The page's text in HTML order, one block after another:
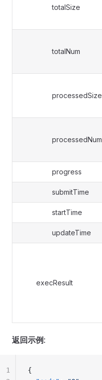
totalSize
totalNum
processedSize
processedNum
progress
submitTime
startTime
updateTime
execResult
返回示例 :
{
1